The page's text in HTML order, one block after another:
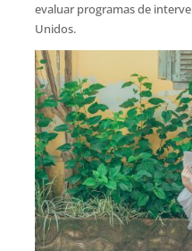
evaluar programas de
Unidos.